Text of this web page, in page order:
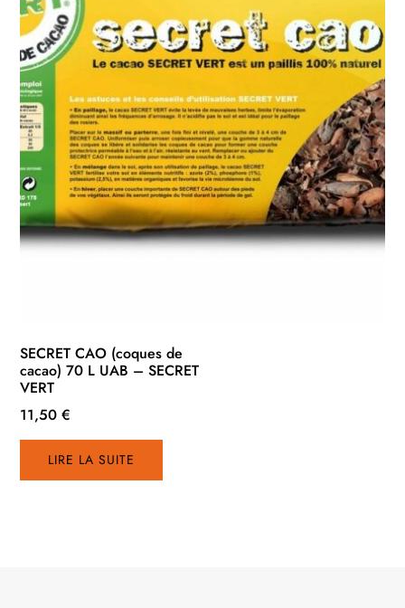
SECRET CAO (coques de
cacao) 70 L UAB – SECRET
VERT
11,50€
LIRE LA SUITE